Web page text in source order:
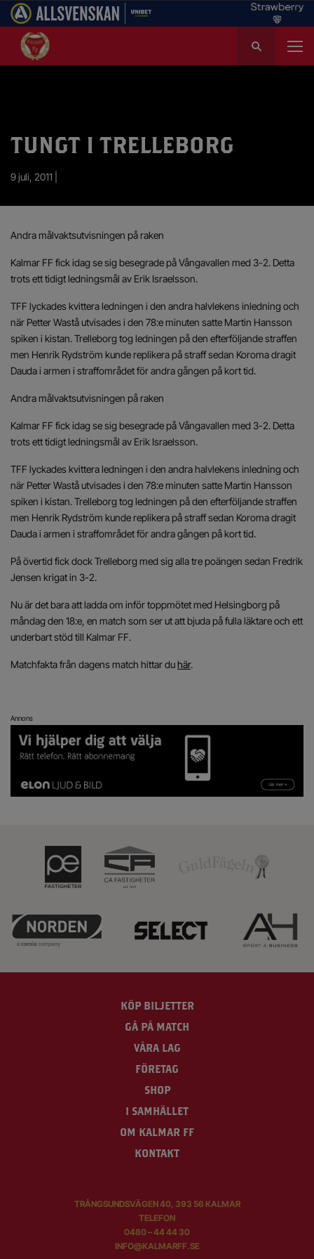
k
TUNGT I TRELLEBORG
9 juli, 2011 |
Andra målvaktsutvisningen på raken
Kalmar FF fick idag se sig besegrade på Vångavallen med 3-2. Detta
trots ett tidigt ledningsmål av Erik Israelsson.
TFF lyckades kvittera ledningen i den andra halvlekens inledning och
när Petter Wastå utvisades i den 78:e minuten satte Martin Hansson
spiken i kistan. Trelleborg tog ledningen på den efterföljande straffen
men Henrik Rydström kunde replikera på straff sedan Koroma dragit
Dauda i armen i straffområdet för andra gången på kort tid.
Andra målvaktsutvisningen på raken
Kalmar FF fick idag se sig besegrade på Vångavallen med 3-2. Detta
trots ett tidigt ledningsmål av Erik Israelsson.
TFF lyckades kvittera ledningen i den andra halvlekens inledning och
när Petter Wastå utvisades i den 78:e minuten satte Martin Hansson
spiken i kistan. Trelleborg tog ledningen på den efterföljande straffen
men Henrik Rydström kunde replikera på straff sedan Koroma dragit
Dauda i armen i straffområdet för andra gången på kort tid.
På övertid fick dock Trelleborg med sig alla tre poängen sedan Fredrik
Jensen krigat in 3-2.
Nu är det bara att ladda om inför toppmötet med Helsingborg på
måndag den 18:e, en match som ser ut att bjuda på fulla läktare och ett
underbart stöd till Kalmar FF.
Matchfakta från dagens match hittar duhär.
Annons
KÖP BILJETTER
GÅ PÅ MATCH
VÅRA LAG
FÖRETAG
SHOP
I SAMHÄLLET
OM KALMAR FF
KONTAKT
TRÅNGSUNDSVÄGEN 40, 393 56 KALMAR
TELEFON
0480 – 44 44 30
INFO@KALMARFF.SE